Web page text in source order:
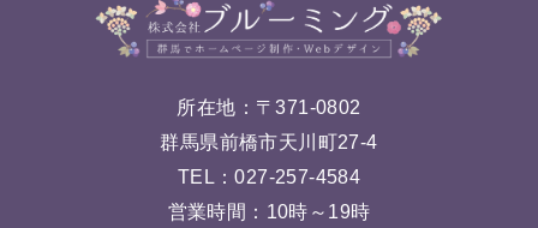
所在地：〒371-0802
群馬県前橋市天川町27-4
TEL：027-257-4584
営業時間：10時～19時